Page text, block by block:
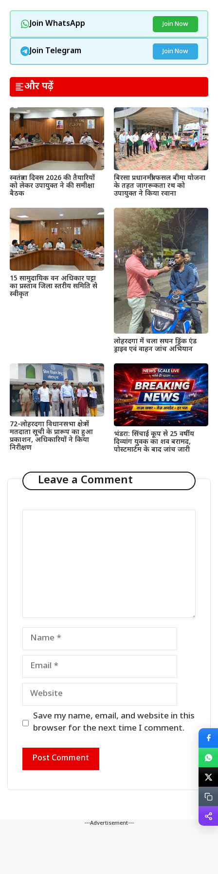
Join WhatsApp Join Now
Join Telegram Join Now
और पढ़ें
स्वतंत्रता दिवस 2026 की तैयारियों
को लेकर उपायुक्त ने की समीक्षा
बैठक
बिरसा प्रधानमंत्री फसल बीमा योजना
के तहत जागरूकता रथ को
उपायुक्त ने किया रवाना
15 सामुदायिक वन अधिकार पट्टा
का प्रस्ताव जिला स्तरीय समिति से
स्वीकृत
लोहरदगा में चला सघन ड्रिंक एंड
ड्राइव एवं वाहन जांच अभियान
72-लोहरदगा विधानसभा क्षेत्र में
मतदाता सूची के प्रारूप का हुआ
प्रकाशन, अधिकारियों ने किया
निरीक्षण
भंडरा: सिंचाई कूप से 25 वर्षीय
दिव्यांग युवक का शव बरामद,
पोस्टमार्टम के बाद जांच जारी
Leave a Comment
Name
Email
Website
Save my name, email, and website in this
browser for the next time I comment.
---Advertisement---